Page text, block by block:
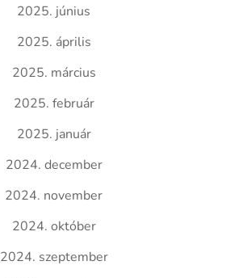
2025. június
2025. április
2025. március
2025. február
2025. január
2024. december
2024. november
2024. október
2024. szeptember